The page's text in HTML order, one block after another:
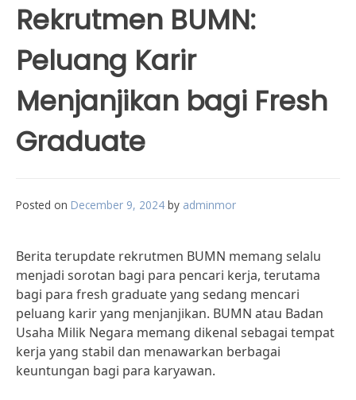
Rekrutmen BUMN:
Peluang Karir
Menjanjikan bagi Fresh
Graduate
Posted on December 9, 2024 by adminmor
Berita terupdate rekrutmen BUMN memang selalu
menjadi sorotan bagi para pencari kerja, terutama
bagi para fresh graduate yang sedang mencari
peluang karir yang menjanjikan. BUMN atau Badan
Usaha Milik Negara memang dikenal sebagai tempat
kerja yang stabil dan menawarkan berbagai
keuntungan bagi para karyawan.